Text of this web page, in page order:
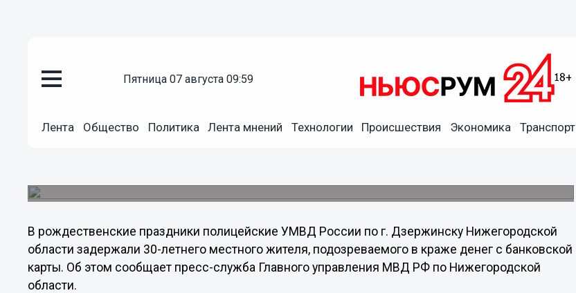
пятница 07 августа 09:59
Лента Общество Политика Лента мнений Технологии Происшествия Экономика Транспорт
Полицейские в Дзержинске задержали подозреваемого в
В рождественские праздники полицейские УМВД России по г. Дзержинску Нижегородской
области задержали 30-летнего местного жителя, подозреваемого в краже денег с банковской
карты. Об этом сообщает пресс-служба Главного управления МВД РФ по Нижегородской
области.